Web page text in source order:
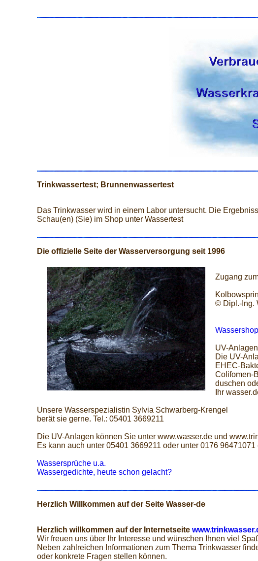
Trinkwassertest; Brunnenwassertest
Das Trinkwasser wird in einem Labor untersucht. Die
Schau(en) (Sie) im Shop unter Wassertest
Die offizielle Seite der Wasserversorgung seit 1996
Zugang
© Dipl.-Ing.
UV-
Die UV-
EHEC-
Colifomen-
duschen
Ihr
Unsere Wasserspezialistin Sylvia Schwarberg-Krengel
berät sie gerne. Tel.: 05401 3669211
Die UV-Anlagen können Sie unter www.wasser.de und
Es kann auch unter 05401 3669211 oder unter 0176
Wassersprüche u.a.
Wassergedichte, heute schon gelacht?
Herzlich Willkommen auf der Seite Wasser-de
Herzlich willkommen auf der Internetseite
Wir freuen uns über Ihr Interesse und wünschen Ihnen viel
Neben zahlreichen Informationen zum Thema Trinkwasser
oder konkrete Fragen stellen können.